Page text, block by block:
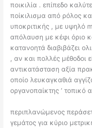
ποικιλία . επίπεδο
ποίκιλισμα από ρόλος
υποκριτικής , με υψηλό
απόλαυση με κέφι όριο
κατανοητά διαβιβάζει
, αν και πολλές μέθοδοι
αντικατάσταση αξία
οποίο λευκαγκαθιά
οργανοπαίκτης ‘ τοπικό
περιπλανώμενος
γεμάτος για κύριο